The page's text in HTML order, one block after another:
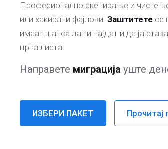
Професионално скенирање и
или хакирани фајлови. Заштитете се
имаат шанса да ги најдат и да ја
црна листа.
Направете миграција уште
ИЗБЕРИ ПАКЕТ Прочитај